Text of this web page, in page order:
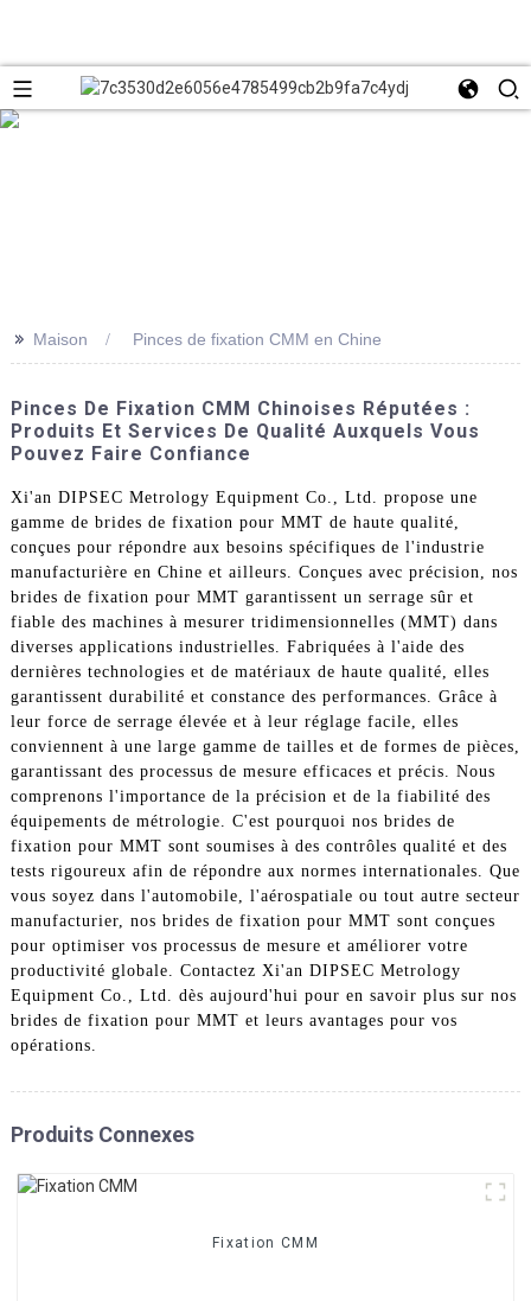
>> Maison Pinces de fixation CMM en Chine
Pinces De Fixation CMM Chinoises Réputées :
Produits Et Services De Qualité Auxquels Vous
Pouvez Faire Confiance
Xi'an DIPSEC Metrology Equipment Co., Ltd. propose une
gamme de brides de fixation pour MMT de haute qualité,
conçues pour répondre aux besoins spécifiques de l'industrie
manufacturière en Chine et ailleurs. Conçues avec précision, nos
brides de fixation pour MMT garantissent un serrage sûr et
fiable des machines à mesurer tridimensionnelles (MMT) dans
diverses applications industrielles. Fabriquées à l'aide des
dernières technologies et de matériaux de haute qualité, elles
garantissent durabilité et constance des performances. Grâce à
leur force de serrage élevée et à leur réglage facile, elles
conviennent à une large gamme de tailles et de formes de pièces,
garantissant des processus de mesure efficaces et précis. Nous
comprenons l'importance de la précision et de la fiabilité des
équipements de métrologie. C'est pourquoi nos brides de
fixation pour MMT sont soumises à des contrôles qualité et des
tests rigoureux afin de répondre aux normes internationales. Que
vous soyez dans l'automobile, l'aérospatiale ou tout autre secteur
manufacturier, nos brides de fixation pour MMT sont conçues
pour optimiser vos processus de mesure et améliorer votre
productivité globale. Contactez Xi'an DIPSEC Metrology
Equipment Co., Ltd. dès aujourd'hui pour en savoir plus sur nos
brides de fixation pour MMT et leurs avantages pour vos
opérations.
Produits Connexes
Fixation CMM